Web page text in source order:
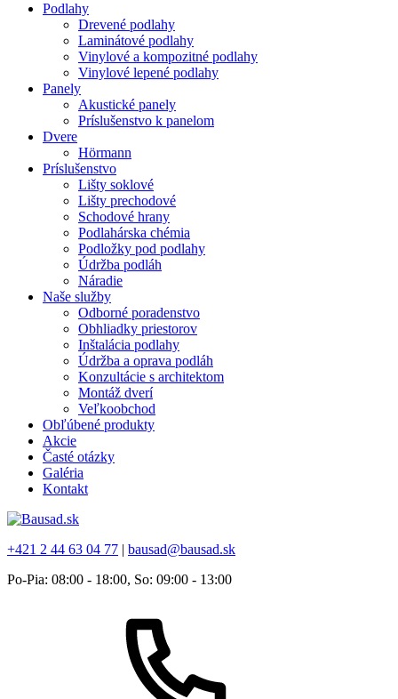
Podlahy
Drevené podlahy
Laminátové podlahy
Vinylové a kompozitné podlahy
Vinylové lepené podlahy
Panely
Akustické panely
Príslušenstvo k panelom
Dvere
Hörmann
Príslušenstvo
Lišty soklové
Lišty prechodové
Schodové hrany
Podlahárska chémia
Podložky pod podlahy
Údržba podláh
Náradie
Naše služby
Odborné poradenstvo
Obhliadky priestorov
Inštalácia podlahy
Údržba a oprava podláh
Konzultácie s architektom
Montáž dverí
Veľkoobchod
Obľúbené produkty
Akcie
Časté otázky
Galéria
Kontakt
+421 2 44 63 04 77 | bausad@bausad.sk
Po-Pia: 08:00 - 18:00, So: 09:00 - 13:00